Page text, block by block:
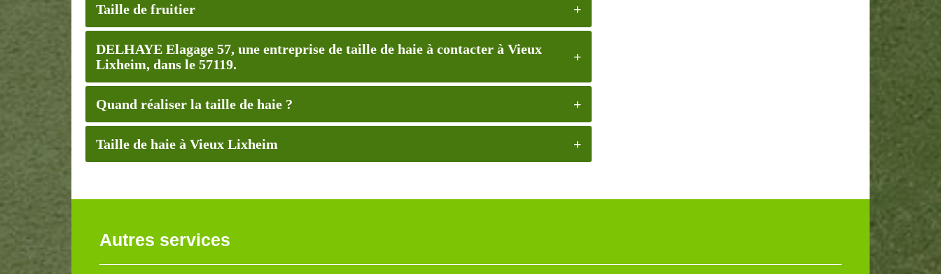
Taille de fruitier
DELHAYE Elagage 57, une entreprise de taille de haie à contacter à Vieux
Lixheim, dans le 57119.
Quand réaliser la taille de haie ?
Taille de haie à Vieux Lixheim
Autres services